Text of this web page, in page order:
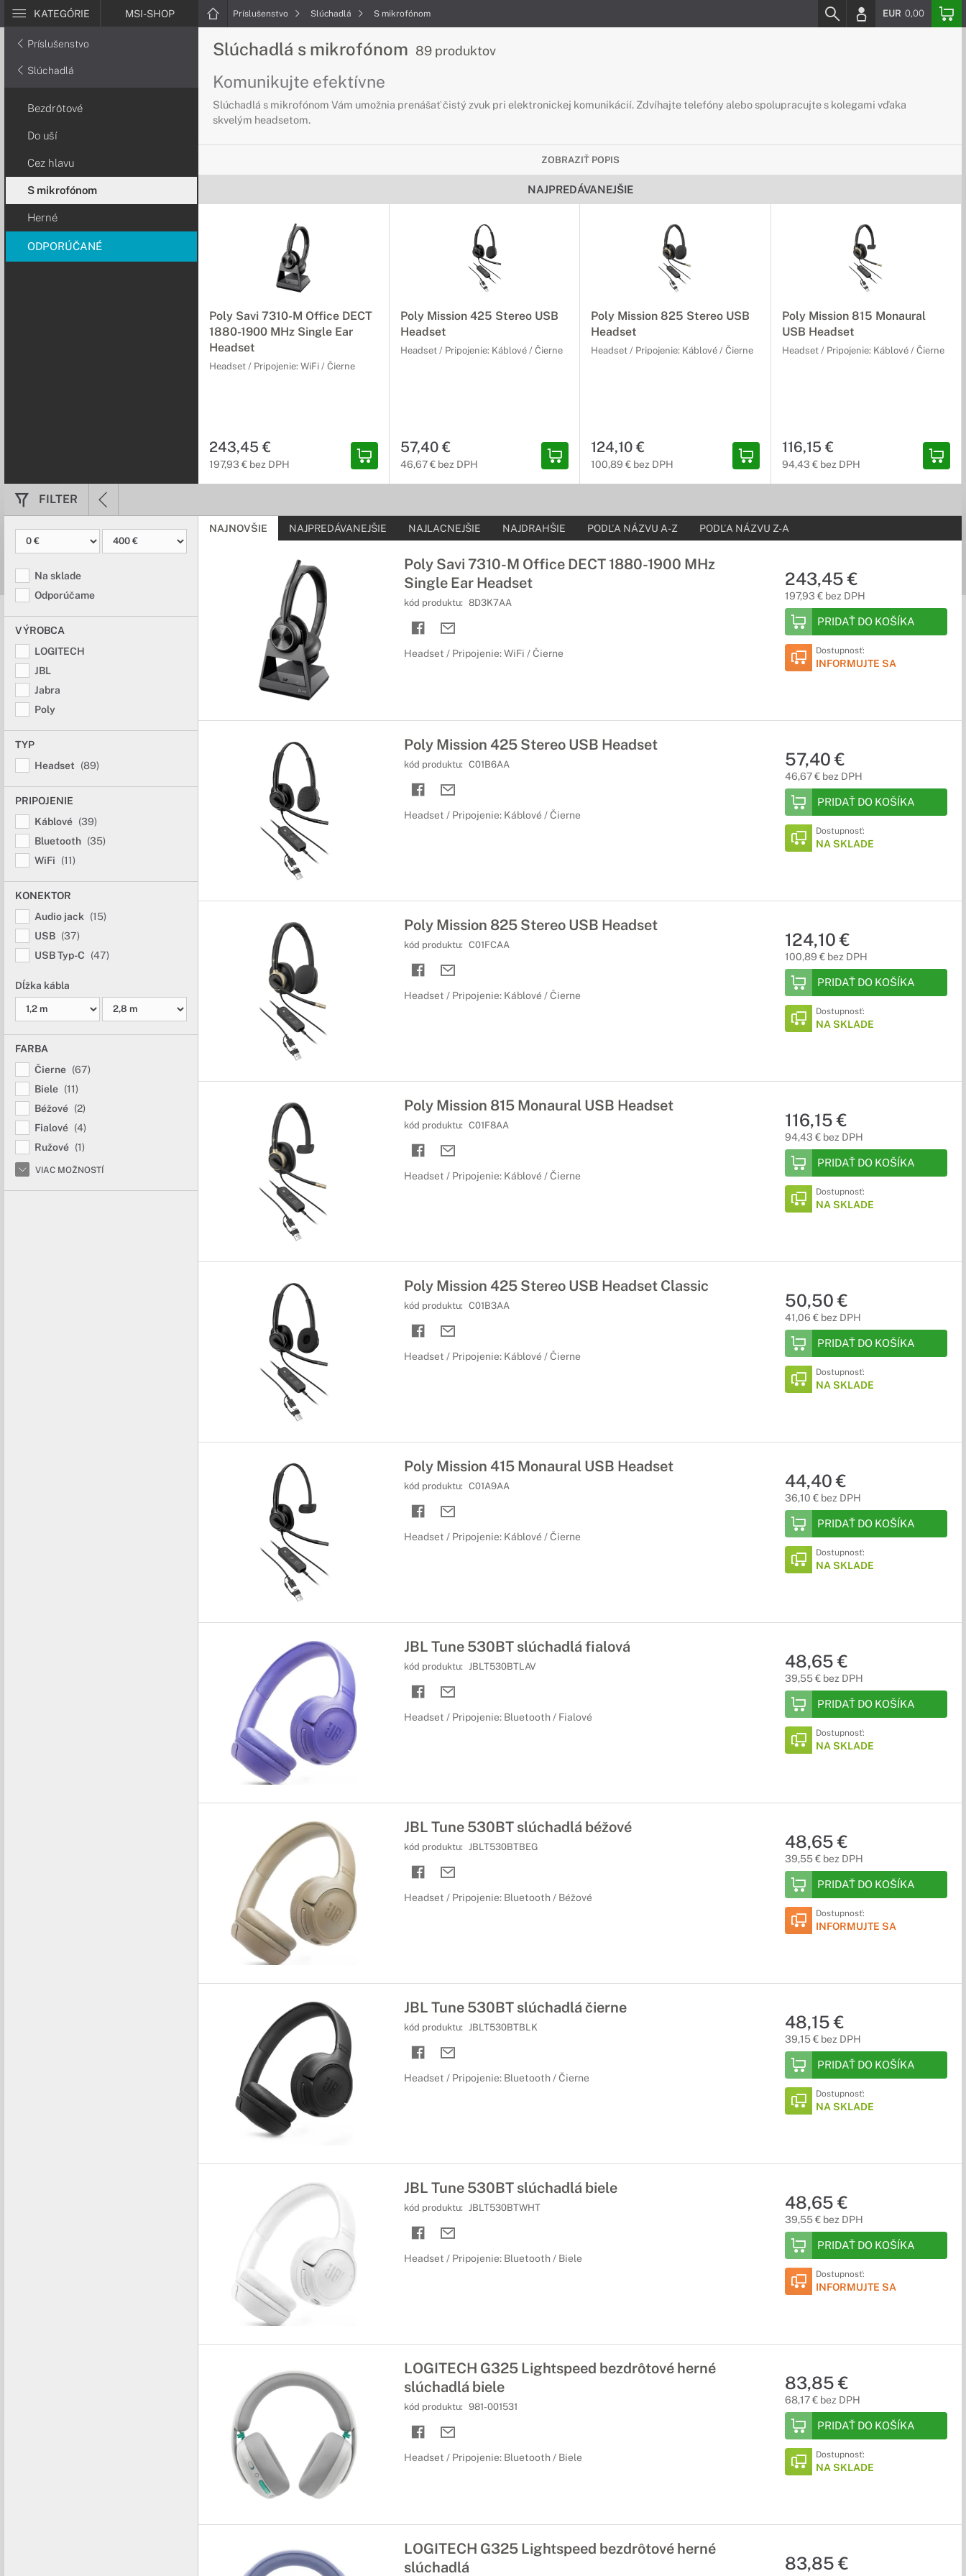
KATEGÓRIE MSI-SHOP Príslušenstvo Slúchadlá S mikrofónom EUR 0,00
Príslušenstvo
Slúchadlá
Bezdrôtové
Do uší
Cez hlavu
S mikrofónom
Herné
ODPORÚČANÉ
Slúchadlá s mikrofónom 89 produktov
Komunikujte efektívne
Slúchadlá s mikrofónom Vám umožnia prenášať čistý zvuk pri elektronickej komunikácií. Zdvíhajte telefóny alebo spolupracujte s kolegami vďaka
skvelým headsetom.
ZOBRAZIŤ POPIS
NAJPREDÁVANEJŠIE
Poly Savi 7310-M Office DECT
1880-1900 MHz Single Ear
Headset
Headset / Pripojenie: WiFi / Čierne
243,45 €
197,93 € bez DPH
Poly Mission 425 Stereo USB
Headset
Headset / Pripojenie: Káblové / Čierne
57,40 €
46,67 € bez DPH
Poly Mission 825 Stereo USB
Headset
Headset / Pripojenie: Káblové / Čierne
124,10 €
100,89 € bez DPH
Poly Mission 815 Monaural
USB Headset
Headset / Pripojenie: Káblové / Čierne
116,15 €
94,43 € bez DPH
FILTER
Na sklade
Odporúčame
VÝROBCA
LOGITECH
JBL
Jabra
Poly
TYP
Headset
(89)
PRIPOJENIE
Káblové (39)
Bluetooth (35)
WiFi
(11)
KONEKTOR
Audio jack
(15)
USB (37)
USB Typ-C
(47)
Dĺžka kábla
FARBA
Čierne (67)
Biele (11)
Béžové (2)
Fialové (4)
Ružové (1)
VIAC MOŽNOSTÍ
NAJNOVŠIE NAJPREDÁVANEJŠIE NAJLACNEJŠIE NAJDRAHŠIE PODĽA NÁZVU A-Z PODĽA NÁZVU Z-A
Poly Savi 7310-M Office DECT 1880-1900 MHz
Single Ear Headset
kód produktu: 8D3K7AA
Headset / Pripojenie: WiFi / Čierne
243,45 €
197,93 € bez DPH
PRIDAŤ DO KOŠÍKA
Dostupnosť:
INFORMUJTE SA
Poly Mission 425 Stereo USB Headset
kód produktu: C01B6AA
Headset / Pripojenie: Káblové / Čierne
57,40 €
46,67 € bez DPH
PRIDAŤ DO KOŠÍKA
Dostupnosť:
NA SKLADE
Poly Mission 825 Stereo USB Headset
kód produktu: C01FCAA
Headset / Pripojenie: Káblové / Čierne
124,10 €
100,89 € bez DPH
PRIDAŤ DO KOŠÍKA
Dostupnosť:
NA SKLADE
Poly Mission 815 Monaural USB Headset
kód produktu: C01F8AA
Headset / Pripojenie: Káblové / Čierne
116,15 €
94,43 € bez DPH
PRIDAŤ DO KOŠÍKA
Dostupnosť:
NA SKLADE
Poly Mission 425 Stereo USB Headset Classic
kód produktu: C01B3AA
Headset / Pripojenie: Káblové / Čierne
50,50 €
41,06 € bez DPH
PRIDAŤ DO KOŠÍKA
Dostupnosť:
NA SKLADE
Poly Mission 415 Monaural USB Headset
kód produktu: C01A9AA
Headset / Pripojenie: Káblové / Čierne
44,40 €
36,10 € bez DPH
PRIDAŤ DO KOŠÍKA
Dostupnosť:
NA SKLADE
JBL Tune 530BT slúchadlá fialová
kód produktu: JBLT530BTLAV
Headset / Pripojenie: Bluetooth / Fialové
48,65 €
39,55 € bez DPH
PRIDAŤ DO KOŠÍKA
Dostupnosť:
NA SKLADE
JBL Tune 530BT slúchadlá béžové
kód produktu: JBLT530BTBEG
Headset / Pripojenie: Bluetooth / Béžové
48,65 €
39,55 € bez DPH
PRIDAŤ DO KOŠÍKA
Dostupnosť:
INFORMUJTE SA
JBL Tune 530BT slúchadlá čierne
kód produktu: JBLT530BTBLK
Headset / Pripojenie: Bluetooth / Čierne
48,15 €
39,15 € bez DPH
PRIDAŤ DO KOŠÍKA
Dostupnosť:
NA SKLADE
JBL Tune 530BT slúchadlá biele
kód produktu: JBLT530BTWHT
Headset / Pripojenie: Bluetooth / Biele
48,65 €
39,55 € bez DPH
PRIDAŤ DO KOŠÍKA
Dostupnosť:
INFORMUJTE SA
LOGITECH G325 Lightspeed bezdrôtové herné
slúchadlá biele
kód produktu: 981-001531
Headset / Pripojenie: Bluetooth / Biele
83,85 €
68,17 € bez DPH
PRIDAŤ DO KOŠÍKA
Dostupnosť:
NA SKLADE
LOGITECH G325 Lightspeed bezdrôtové herné
slúchadlá
83,85 €